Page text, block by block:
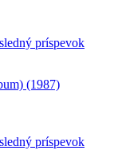
príspevok
(1987)
príspevok